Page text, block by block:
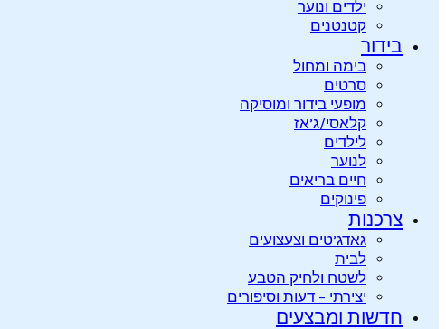
ילדים ונוער
קטנטנים
בידור
בימה ומחול
סרטים
מופעי בידור ומוסיקה
קלאסי/ג’אז
לילדים
לנוער
חיים בריאים
פינוקים
צרכנות
גאדג’טים וצעצועים
לבית
לשטח ולחיק הטבע
יצירתי – דעות וסיפורים
חדשות ומבצעים